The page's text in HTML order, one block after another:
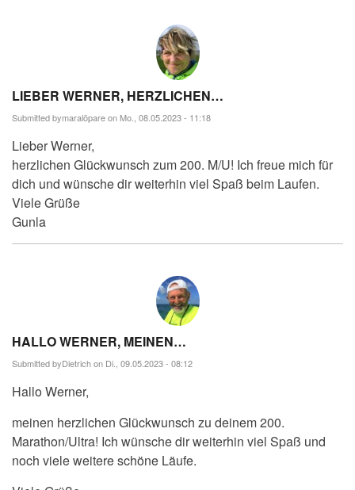
LIEBER WERNER, HERZLICHEN…
Submitted bymaralöpareon Mo., 08.05.2023 - 11:18
Lieber Werner,
herzlichen Glückwunsch zum 200. M/U! Ich freue mich für
dich und wünsche dir weiterhin viel Spaß beim Laufen.
Viele Grüße
Gunla
HALLO WERNER, MEINEN…
Submitted byDietrichon Di., 09.05.2023 - 08:12
Hallo Werner,
meinen herzlichen Glückwunsch zu deinem 200.
Marathon/Ultra! Ich wünsche dir weiterhin viel Spaß und
noch viele weitere schöne Läufe.